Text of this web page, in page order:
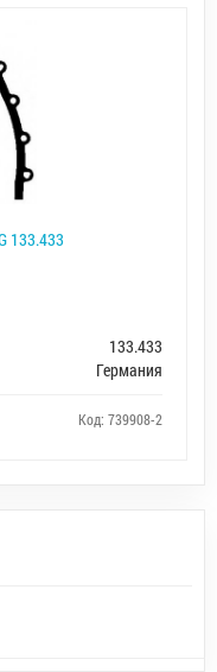
133.433
133.433
Германия
Код: 739908-2